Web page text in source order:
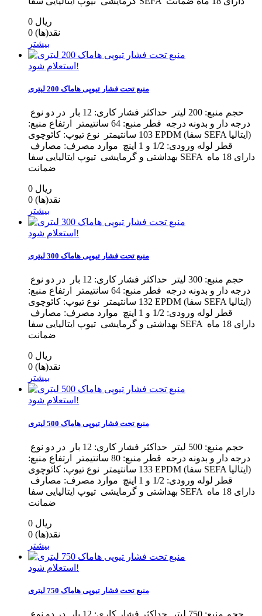
0 ریال
0 نقد(ها)
بیشتر
استعلام شود!
منبع تحت فشار تیوپی هاماک 200 لیتری
درجه دار و بدونه درجه قطر منبع: 64 سانتیمتر ارتفاع منبع:
103 سانتیمتر نوع تیوپ: کائوچوی EPDM (سفا SEFA ایتالیا)
بهداشتی و گرمایشی تیوپ ایتالیایی سفا SEFA دارای 18 ماه
ضمانت
0 ریال
0 نقد(ها)
بیشتر
استعلام شود!
منبع تحت فشار تیوپی هاماک 300 لیتری
درجه دار و بدونه درجه قطر منبع: 64 سانتیمتر ارتفاع منبع:
132 سانتیمتر نوع تیوپ: کائوچوی EPDM (سفا SEFA ایتالیا)
بهداشتی و گرمایشی تیوپ ایتالیایی سفا SEFA دارای 18 ماه
ضمانت
0 ریال
0 نقد(ها)
بیشتر
استعلام شود!
منبع تحت فشار تیوپی هاماک 500 لیتری
درجه دار و بدونه درجه قطر منبع: 80 سانتیمتر ارتفاع منبع:
133 سانتیمتر نوع تیوپ: کائوچوی EPDM (سفا SEFA ایتالیا)
بهداشتی و گرمایشی تیوپ ایتالیایی سفا SEFA دارای 18 ماه
ضمانت
0 ریال
0 نقد(ها)
بیشتر
استعلام شود!
منبع تحت فشار تیوپی هاماک 750 لیتری